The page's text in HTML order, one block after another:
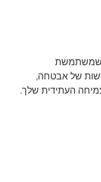
שמשתמשת
של אבטחה,
העתידית שלך.